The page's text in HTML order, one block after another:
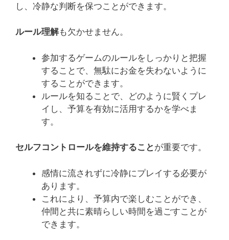
し、冷静な判断を保つことができます。
ルール理解も欠かせません。
参加するゲームのルールをしっかりと把握
することで、無駄にお金を失わないように
することができます。
ルールを知ることで、どのように賢くプレ
イし、予算を有効に活用するかを学べま
す。
セルフコントロールを維持すること が重要です。
感情に流されずに冷静にプレイする必要が
あります。
これにより、予算内で楽しむことができ、
仲間と共に素晴らしい時間を過ごすことが
できます。